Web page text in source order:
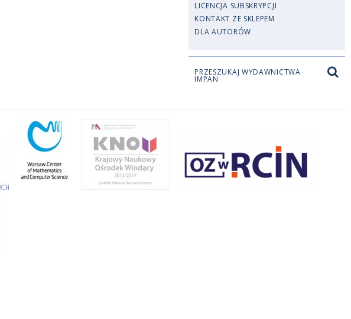
LICENCJA SUBSKRYPCJI
KONTAKT ZE SKLEPEM
DLA AUTORÓW
PRZESZUKAJ WYDAWNICTWA
IMPAN